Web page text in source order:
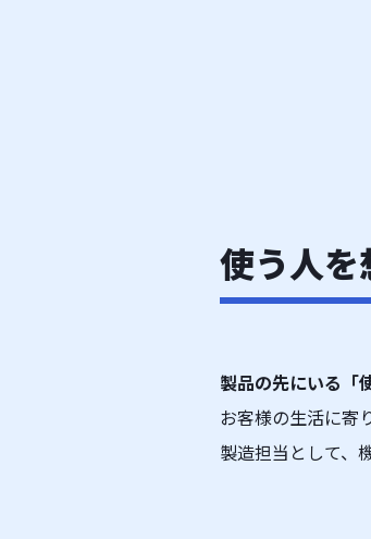
使う人を
製品の先にいる「
お客様の生活に寄
製造担当として、